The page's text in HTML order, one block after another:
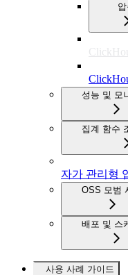
성능 및 모
집계 함수
자가 관리형
OSS 모범
배포 및 스
사용 사례 가이드